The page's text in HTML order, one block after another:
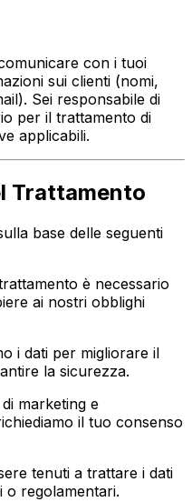
con i tuoi
sui clienti (nomi,
Sei responsabile di
per il trattamento di
applicabili.
Trattamento
base delle seguenti
è necessario
ai nostri obblighi
i dati per migliorare il
la sicurezza.
marketing e
il tuo consenso
tenuti a trattare i dati
o regolamentari.